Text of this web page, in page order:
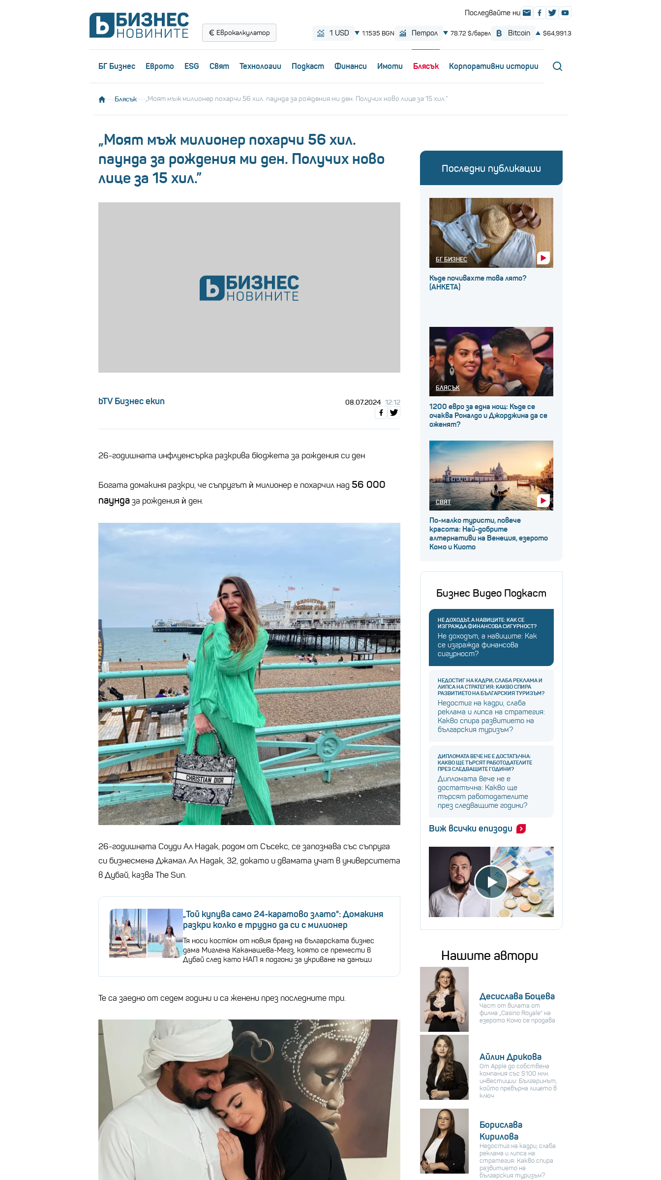
Еврокалкулатор
БГ Бизнес Еврото ESG Свят Технологии Пoдкаст Финанси Имоти Блясък Корпоративни истории
Блясък „Моят мъж милионер похарчи 56 хил. паунда за рождения ми ден. Получих ново лице за 15 хил.”
„Моят мъж милионер похарчи 56 хил.
паунда за рождения ми ден. Получих ново
лице за 15 хил.”
bTV Бизнес екип 08.07.2024 12:12
26-годишната инфлуенсърка разкрива бюджета за рождения си ден
Богата домакиня разкри, че съпругът ѝ милионер е похарчил над 56 000
паундаза рождения ѝ ден.
26-годишната Соуди Ал Надак, родом от Съсекс, се запознава със съпруга
си бизнесмена Джамал Ал Надак, 32, докато и двамата учат в университета
в Дубай, казва The Sun.
„Той купува само 24-каратово злато": Домакиня
разкри колко е трудно да си с милионер
Тя носи костюм от новия бранд на българската бизнес
дама Миглена Каканашева-Мегз, която се премести в
Дубай след като НАП я подгони за укриване на данъци
Те са заедно от седем години и са женени през последните три.
Последни публикации
БГ БИЗНЕС
Къде почивахте това лято?
(АНКЕТА)
БЛЯСЪК
1200 евро за една нощ: Къде се
очаква Роналдо и Джорджина да се
оженят?
СВЯТ
По-малко туристи, повече
красота: Най-добрите
алтернативи на Венеция, езерото
Комо и Киото
Бизнес Видео Подкаст
НЕ ДОХОДЪТ, А НАВИЦИТЕ: КАК СЕ
ИЗГРАЖДА ФИНАНСОВА СИГУРНОСТ?
Не доходът, а навиците: Как
се изгражда финансова
сигурност?
НЕДОСТИГ НА КАДРИ, СЛАБА РЕКЛАМА И
ЛИПСА НА СТРАТЕГИЯ: КАКВО СПИРА
РАЗВИТИЕТО НА БЪЛГАРСКИЯ ТУРИЗЪМ?
Недостиг на кадри, слаба
реклама и липса на стратегия:
Какво спира развитието на
българския туризъм?
ДИПЛОМАТА ВЕЧЕ НЕ Е ДОСТАТЪЧНА:
КАКВО ЩЕ ТЪРСЯТ РАБОТОДАТЕЛИТЕ
ПРЕЗ СЛЕДВАЩИТЕ ГОДИНИ?
Дипломата вече не е
достатъчна: Какво ще
търсят работодателите
през следващите години?
Виж всички епизоди
Нашите автори
Десислава Боцева
Част от вилата от
филма „Casino Royale“ на
езерото Комо се продава
Айлин Дрикова
От Apple до собствена
компания със $100 млн.
инвестиции: Българинът,
който превърна лицето в
ключ
Борислава
Кирилова
Недостиг на кадри, слаба
реклама и липса на
стратегия: Какво спира
развитието на
българския туризъм?